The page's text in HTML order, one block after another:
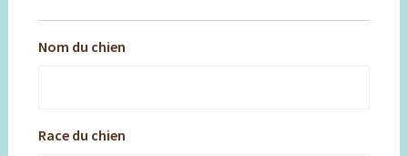
Nom du chien
Race du chien